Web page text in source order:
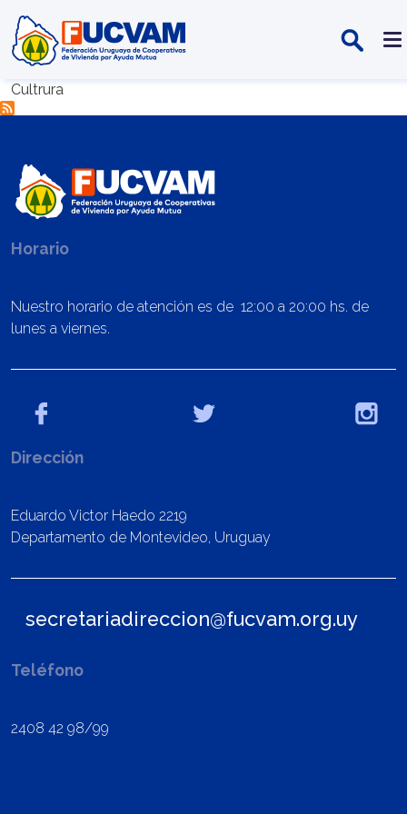
Cultrura
Horario
Nuestro horario de atención es de 12:00 a 20:00 hs. de
lunes a viernes.
Dirección
Eduardo Victor Haedo 2219
Departamento de Montevideo, Uruguay
secretariadireccion@fucvam.org.uy
Teléfono
2408 42 98/99